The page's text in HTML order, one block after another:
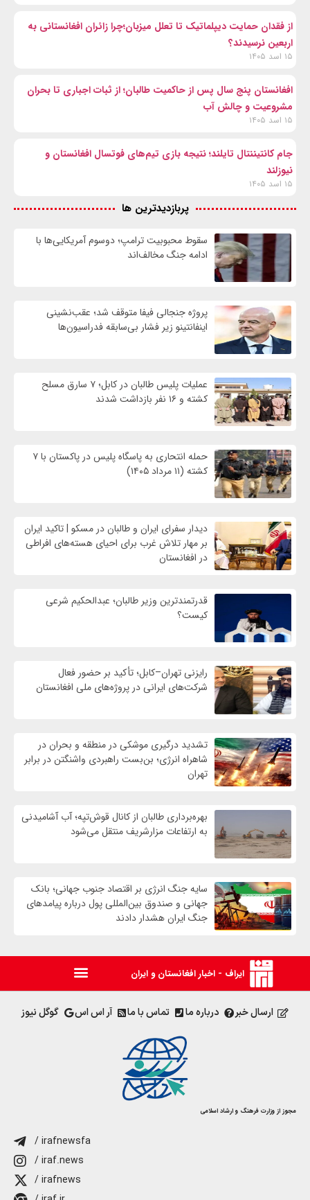
از فقدان حمایت دیپلماتیک تا تعلل میزبان؛چرا زائران افغانستانی به
اربعین نرسیدند؟
۱۵ اسد ۱۴۰۵
افغانستان پنج سال پس از حاکمیت طالبان؛ از ثبات اجباری تا بحران
مشروعیت و چالش آب
۱۵ اسد ۱۴۰۵
جام کانتیننتال تایلند؛ نتیجه بازی تیم‌های فوتسال افغانستان و
نیوزلند
۱۵ اسد ۱۴۰۵
پربازدیدترین ها
سقوط محبوبیت ترامپ؛ دوسوم آمریکایی‌ها با
ادامه جنگ مخالف‌اند
پروژه جنجالی فیفا متوقف شد؛ عقب‌نشینی
اینفانتینو زیر فشار بی‌سابقه فدراسیون‌ها
عملیات پلیس طالبان در کابل؛ ۷ سارق مسلح
کشته و ۱۶ نفر بازداشت شدند
حمله انتحاری به پاسگاه پلیس در پاکستان با ۷
کشته (۱۱ مرداد ۱۴۰۵)
دیدار سفرای ایران و طالبان در مسکو | تاکید ایران
بر مهار تلاش‌ غرب برای احیای هسته‌های افراطی
در افغانستان
قدرتمندترین وزیر طالبان؛ عبدالحکیم شرعی
کیست؟
رایزنی تهران–کابل؛ تأکید بر حضور فعال
شرکت‌های ایرانی در پروژه‌های ملی افغانستان
تشدید درگیری موشکی در منطقه و بحران در
شاهراه انرژی؛ بن‌بست راهبردی واشنگتن در برابر
تهران
بهره‌برداری طالبان از کانال قوش‌تپه؛ آب آشامیدنی
به ارتفاعات مزارشریف منتقل می‌شود
سایه جنگ انرژی بر اقتصاد جنوب جهانی؛ بانک
جهانی و صندوق بین‌المللی پول درباره پیامدهای
جنگ ایران هشدار دادند
ایراف - اخبار افغانستان و ایران
ارسال خبر درباره ما تماس با ما آر اس اس گوگل نیوز
مجوز از وزارت فرهنگ و ارشاد اسلامی
/ irafnewsfa
/ iraf.news
/ irafnews